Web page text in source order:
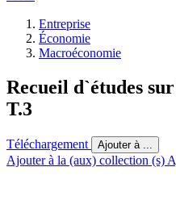
Entreprise
Économie
Macroéconomie
Recueil d`études
T.3
Téléchargement Ajouter à ...
Ajouter à la (aux) collection (s)